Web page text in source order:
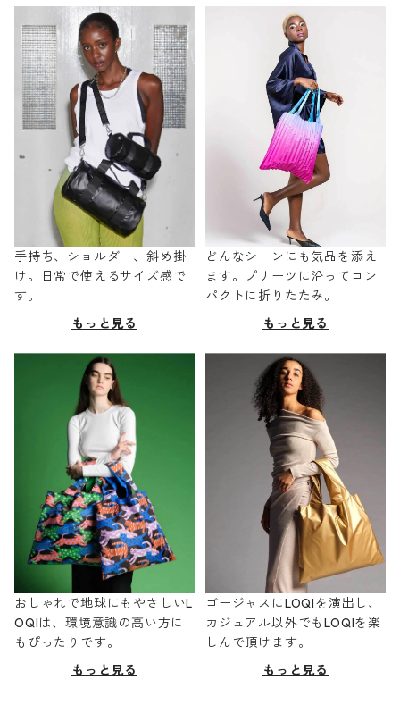
手持ち、ショルダー、斜め掛
け。日常で使えるサイズ感で
す。
もっと見る
どんなシーンにも気品を添え
ます。プリーツに沿ってコン
パクトに折りたたみ。
もっと見る
おしゃれで地球にもやさしいL
OQIは、環境意識の高い方に
もぴったりです。
もっと見る
ゴージャスにLOQIを演出し、
カジュアル以外でもLOQIを楽
しんで頂けます。
もっと見る